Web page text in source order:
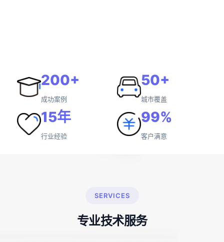
200+
成功案例
50+
城市覆盖
15年
行业经验
99%
客户满意
SERVICES
专业技术服务